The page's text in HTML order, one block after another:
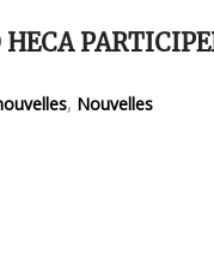
HECA
, Nouvelles